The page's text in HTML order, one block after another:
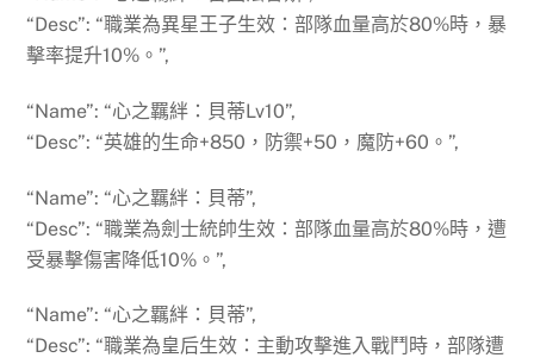
“Desc”: “職業為異星王子生效：部隊血量高於80%時，暴
擊率提升10%。”,
“Name”: “心之羈絆：貝蒂Lv10”,
“Desc”: “英雄的生命+850，防禦+50，魔防+60。”,
“Name”: “心之羈絆：貝蒂”,
“Desc”: “職業為劍士統帥生效：部隊血量高於80%時，遭
受暴擊傷害降低10%。”,
“Name”: “心之羈絆：貝蒂”,
“Desc”: “職業為皇后生效：主動攻擊進入戰鬥時，部隊遭